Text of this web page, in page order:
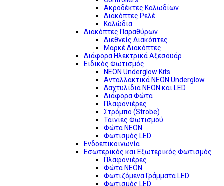
Ακροδέκτες Καλωδίων
Διακόπτες Ρελέ
Καλώδια
Διακόπτες Παραθύρων
Διεθνείς Διακόπτες
Μαρκέ Διακόπτες
Διάφορα Ηλεκτρικά Αξεσουάρ
Ειδικός Φωτισμός
NEON Underglow Kits
Ανταλλακτικά NEON Underglow
Δαχτυλίδια NEON και LED
Διάφορα Φώτα
Πλαφονιέρες
Στρόμπο (Strobe)
Ταινίες Φωτισμού
Φώτα NEON
Φωτισμός LED
Ενδοεπικοινωνία
Εσωτερικός και Εξωτερικός Φωτισμός
Πλαφονιέρες
Φώτα NEON
Φωτιζόμενα Γράμματα LED
Φωτισμός LED